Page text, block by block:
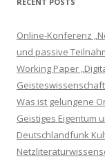
Online-Konferenz
und passive
Working Paper
Was ist gelungene
Geistiges Eigentum
Deutschlandfunk